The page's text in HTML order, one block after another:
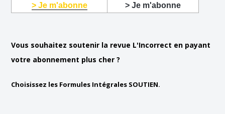
> Je m'abonne > Je m'abonne
Vous souhaitez soutenir la revue L'Incorrect en payant
votre abonnement plus cher ?
Choisissez les Formules Intégrales SOUTIEN.